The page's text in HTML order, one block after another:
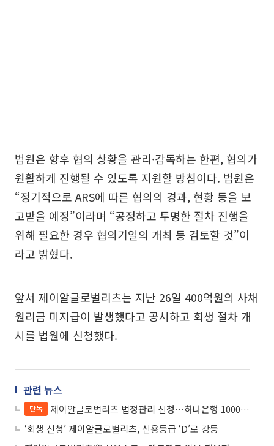
법원은 향후 협의 상황을 관리·감독하는 한편, 협의가
원활하게 진행될 수 있도록 지원할 방침이다. 법원은
“정기적으로 ARS에 따른 협의의 경과, 현황 등을 보
고받을 예정”이라며 “공정하고 투명한 절차 진행을
위해 필요한 경우 협의기일의 개최 등 검토할 것”이
라고 밝혔다.
앞서 제이알글로벌리츠는 지난 26일 400억원의 사채
원리금 미지급이 발생했다고 공시하고 회생 절차 개
시를 법원에 신청했다.
관련 뉴스
단독
제이알글로벌리츠 법정관리 신청…하나은행 1000억 정산금 ‘불똥’
‘회생 신청’ 제이알글로벌리츠, 신용등급 ‘D’로 강등